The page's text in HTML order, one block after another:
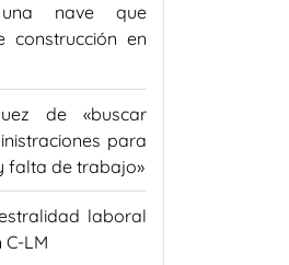
nave que
construcción en
de «buscar
para
falta de trabajo»
laboral
LM